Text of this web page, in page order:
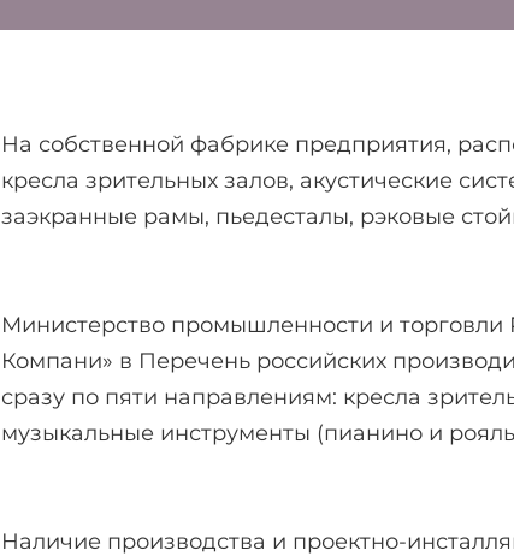
На собственной фабрике предприятия,
кресла зрительных залов, акустические
заэкранные рамы, пьедесталы, рэковые
Министерство промышленности и
Компани» в Перечень российских
сразу по пяти направлениям: кресла
музыкальные инструменты (пианино и
Наличие производства и проектно-